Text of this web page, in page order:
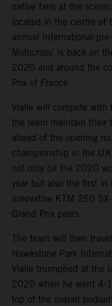
native fans at the
located in the centre of
annual International
Motocross’ is back on
2020 and around the
Prix of France.
Vialle will compete with
the team maintain their
ahead of the opening
championship in the
not only be the 2020
year but also the first
innovative KTM 250
Grand Prix peers.
The team will then
Hawkstone Park
Vialle triumphed at the
2020 when he went 4-
top of the overall